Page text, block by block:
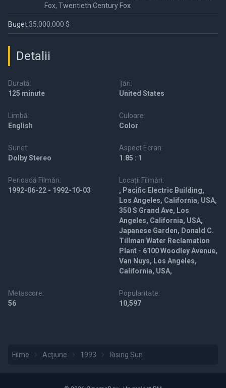
Fox, Twentieth Century Fox
Buget:35.000.000 $
Detalii
Durată:
125 minute
Țări:
United States
Limbă:
English
Culoare:
Color
Sunet:
Dolby Stereo
Aspect Ecran:
1.85 : 1
Perioadă Filmări:
1992-06-22 - 1992-10-03
Locații Filmări:
, Pacific Electric Building,
Los Angeles, California, USA,
350 S Grand Ave, Los
Angeles, California, USA,
Japanese Garden, Donald C.
Tillman Water Reclamation
Plant - 6100 Woodley Avenue,
Van Nuys, Los Angeles,
California, USA,
Metascore:
56
Popularitate:
10,597
Filme Acțiune 1993 Rising Sun